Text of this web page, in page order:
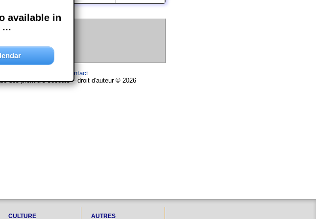
Contact
des premiers secours – droit d'auteur © 2026
CULTURE AUTRES
available in
...